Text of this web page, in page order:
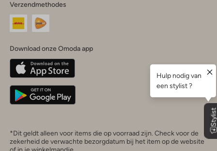
je
land
Nederland
Belgique(Français)
Deutschland
Verzendmethodes
Download onze Omoda app
*Dit geldt alleen voor items die op voorraad zijn. Check voor de
zekerheid de verwachte bezorgdatum bij het item op de website